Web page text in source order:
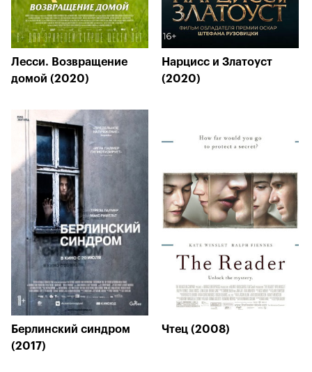
Лесси. Возвращение
домой (2020)
Нарцисс и Златоуст
(2020)
Берлинский синдром
(2017)
Чтец (2008)